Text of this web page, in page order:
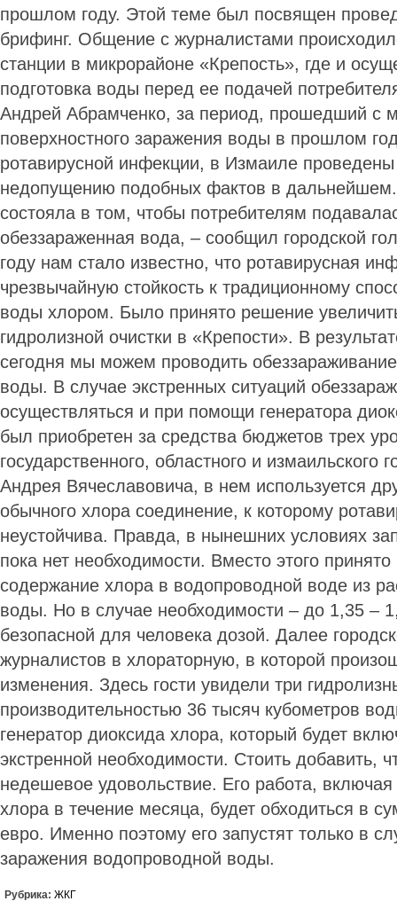
прошлом году. Этой теме был посвящен
брифинг. Общение с журналистами
станции в микрорайоне «Крепость», где и
подготовка воды перед ее подачей
Андрей Абрамченко, за период, прошедший с
поверхностного заражения воды в прошлом
ротавирусной инфекции, в Измаиле
недопущению подобных фактов в
состояла в том, чтобы потребителям
обеззараженная вода, – сообщил городской
году нам стало известно, что ротавирусная
чрезвычайную стойкость к традиционному
воды хлором. Было принято решение
гидролизной очистки в «Крепости». В
сегодня мы можем проводить
воды. В случае экстренных ситуаций
осуществляться и при помощи генератора
был приобретен за средства бюджетов трех
государственного, областного и измаильского
Андрея Вячеславовича, в нем используется
обычного хлора соединение, к которому
неустойчива. Правда, в нынешних условиях
пока нет необходимости. Вместо этого
содержание хлора в водопроводной воде из
воды. Но в случае необходимости – до 1,35 –
безопасной для человека дозой. Далее
журналистов в хлораторную, в которой
изменения. Здесь гости увидели три
производительностью 36 тысяч кубометров
генератор диоксида хлора, который будет
экстренной необходимости. Стоить добавить,
недешевое удовольствие. Его работа, включая
хлора в течение месяца, будет обходиться в
евро. Именно поэтому его запустят только в
заражения водопроводной воды.
Рубрика: ЖКГ